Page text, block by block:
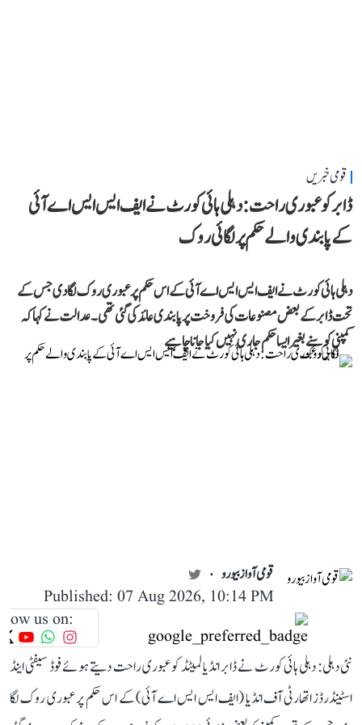
قومی خبریں
ڈابر کو عبوری راحت: دہلی ہائی کورٹ نے ایف ایس ایس اے آئی
کے پابندی والے حکم پر لگائی روک
دہلی ہائی کورٹ نے ایف ایس ایس اے آئی کے اس حکم پر عبوری روک لگا دی جس کے
تحت ڈابر کے بعض مصنوعات کی فروخت پر پابندی عائد کی گئی تھی۔ عدالت نے کہا کہ
کمپنی کو سنے بغیر ایسا حکم جاری نہیں کیا جانا چاہیے
قومی آواز بیورو
Published: 07 Aug 2026, 10:14 PM
us on:
نئی دہلی: دہلی ہائی کورٹ نے ڈابر انڈیا لمیٹڈ کو عبوری راحت دیتے ہوئے فوڈ سیفٹی اینڈ
اسٹینڈرڈز اتھارٹی آف انڈیا (ایف ایس ایس اے آئی) کے اس حکم پر عبوری روک لگا